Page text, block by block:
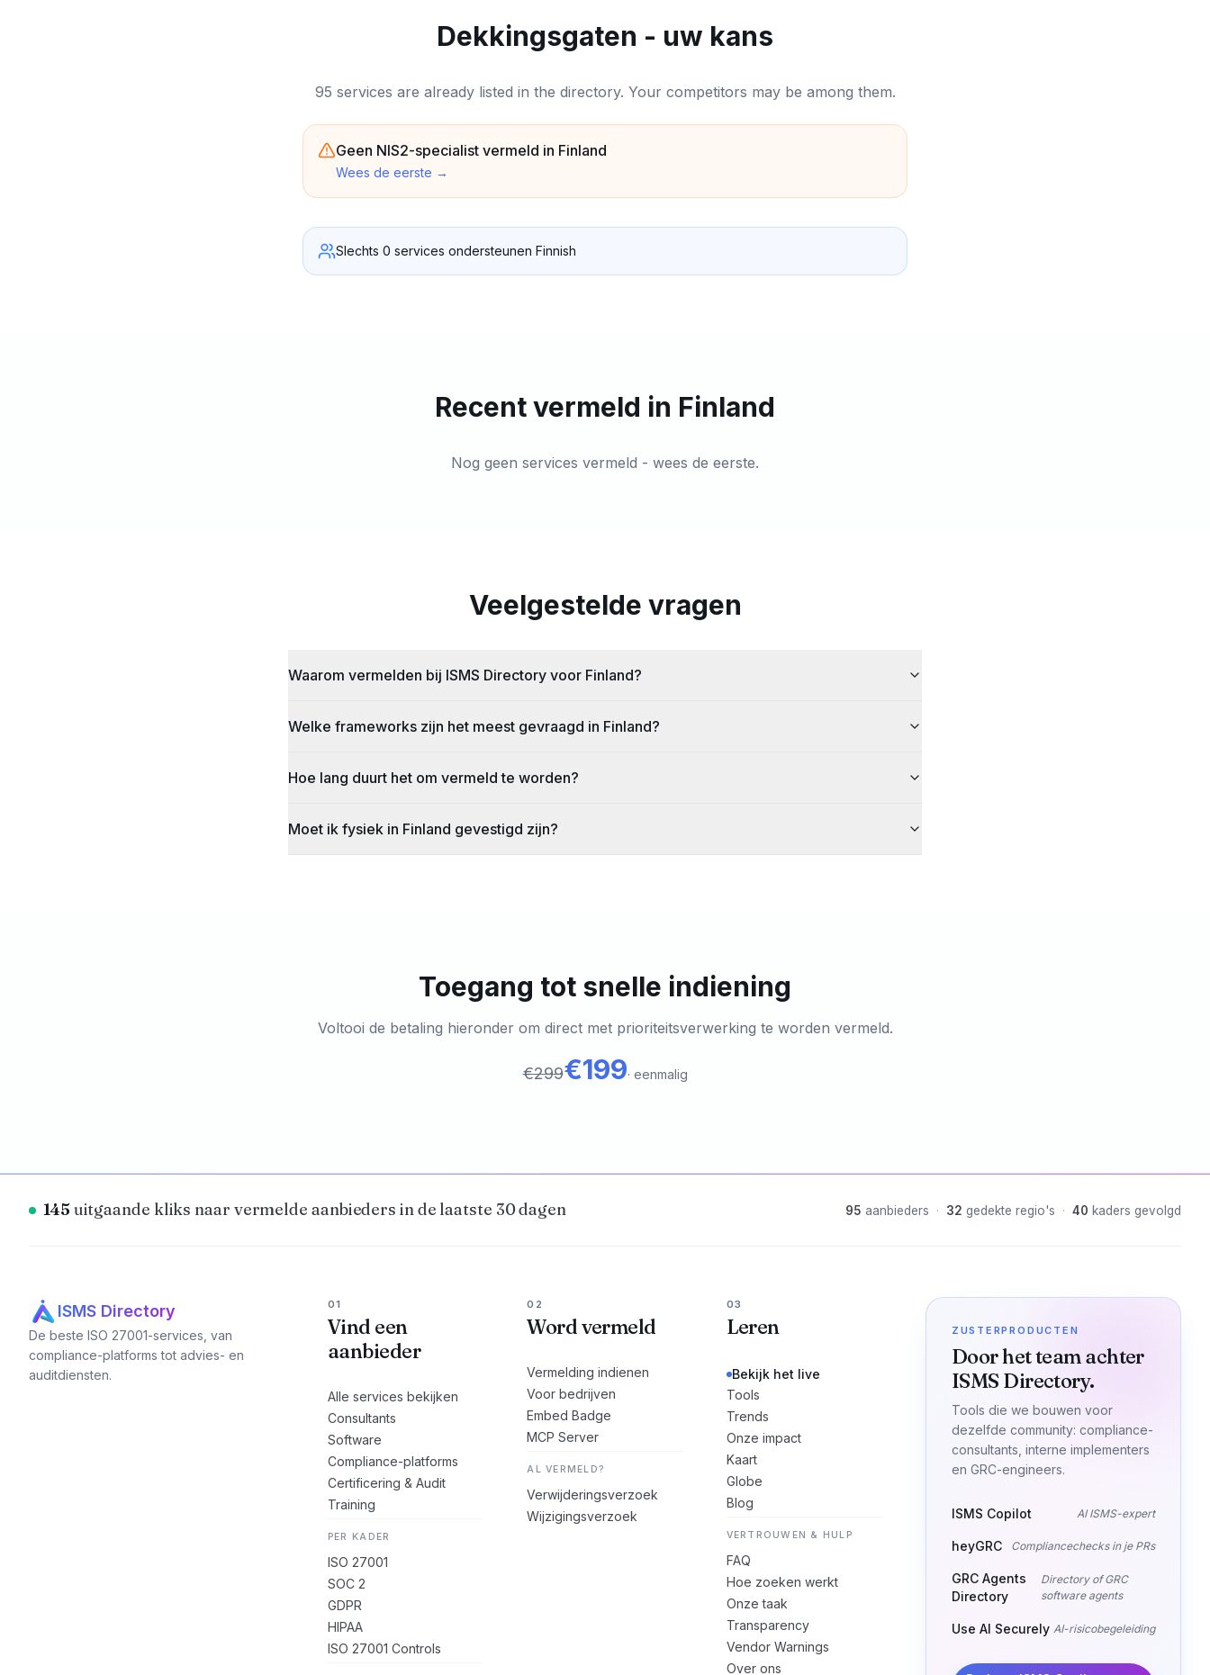
Dekkingsgaten - uw kans
95 services are already listed in the directory. Your competitors may be among them.
Geen NIS2-specialist vermeld in Finland
Wees de eerste →
Slechts 0 services ondersteunen Finnish
Recent vermeld in Finland
Nog geen services vermeld - wees de eerste.
Veelgestelde vragen
Waarom vermelden bij ISMS Directory voor Finland?
Welke frameworks zijn het meest gevraagd in Finland?
Hoe lang duurt het om vermeld te worden?
Moet ik fysiek in Finland gevestigd zijn?
Toegang tot snelle indiening
Voltooi de betaling hieronder om direct met prioriteitsverwerking te worden vermeld.
€299€199· eenmalig
145uitgaande kliks naar vermelde aanbieders in de laatste 30 dagen 95 aanbieders · 32 gedekte regio's · 40 kaders gevolgd
ISMS Directory
De beste ISO 27001-services, van
compliance-platforms tot advies- en
auditdiensten.
01
Vind een
aanbieder
Alle services bekijken
Consultants
Software
Compliance-platforms
Certificering & Audit
Training
PER KADER
ISO 27001
SOC 2
GDPR
HIPAA
ISO 27001 Controls
02
Word vermeld
Vermelding indienen
Voor bedrijven
Embed Badge
MCP Server
AL VERMELD?
Verwijderingsverzoek
Wijzigingsverzoek
03
Leren
Bekijk het live
Tools
Trends
Onze impact
Kaart
Globe
Blog
VERTROUWEN & HULP
FAQ
Hoe zoeken werkt
Onze taak
Transparency
Vendor Warnings
Over ons
ZUSTERPRODUCTEN
Door het team achter
ISMS Directory.
Tools die we bouwen voor
dezelfde community: compliance-
consultants, interne implementers
en GRC-engineers.
ISMS Copilot AI ISMS-expert
heyGRC Compliancechecks in je PRs
GRC Agents
Directory
Directory of GRC
software agents
Use AI Securely AI-risicobegeleiding